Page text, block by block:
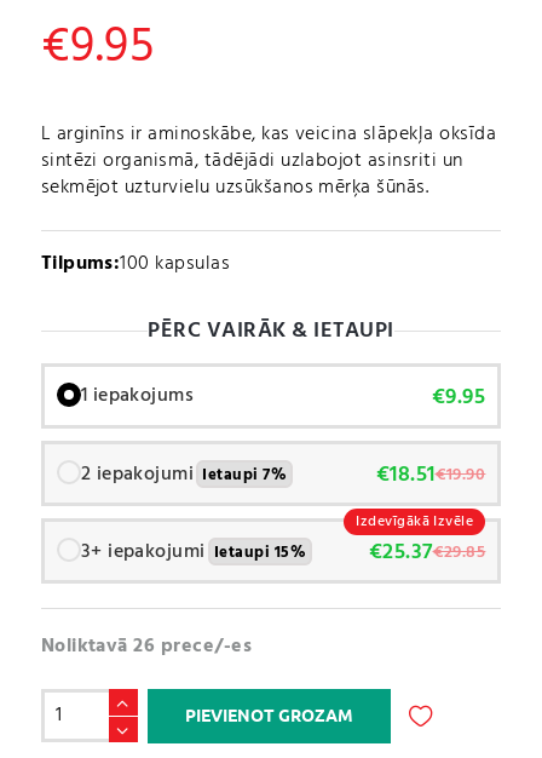
€9.95
L arginīns ir aminoskābe, kas veicina slāpekļa oksīda
sintēzi organismā, tādējādi uzlabojot asinsriti un
sekmējot uzturvielu uzsūkšanos mērķa šūnās.
Tilpums:100 kapsulas
PĒRC VAIRĀK & IETAUPI
1 iepakojums €9.95
2 iepakojumi Ietaupi 7% €18.51€19.90
Izdevīgākā Izvēle
3+ iepakojumi Ietaupi 15% €25.37€29.85
Noliktavā 26 prece/-es
L
arginīns
PIEVIENOT GROZAM